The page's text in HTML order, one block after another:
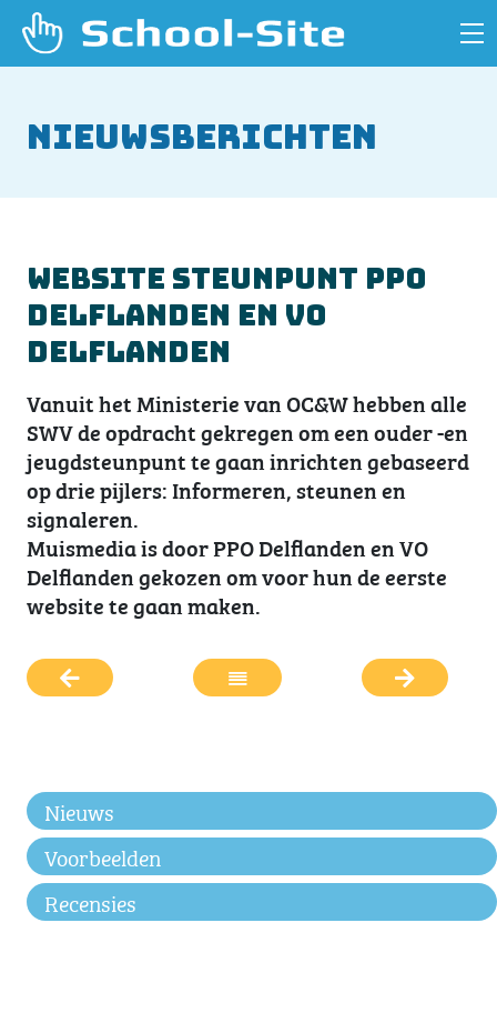
Nieuwsberichten
Website steunpunt PPO
Delflanden en VO
Delflanden
Vanuit het Ministerie van OC&W hebben alle
SWV de opdracht gekregen om een ouder -en
jeugdsteunpunt te gaan inrichten gebaseerd
op drie pijlers: Informeren, steunen en
signaleren.
Muismedia is door PPO Delflanden en VO
Delflanden gekozen om voor hun de eerste
website te gaan maken.
Nieuws
Voorbeelden
Recensies